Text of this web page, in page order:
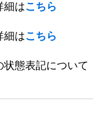
細はこちら
細はこちら
態表記について